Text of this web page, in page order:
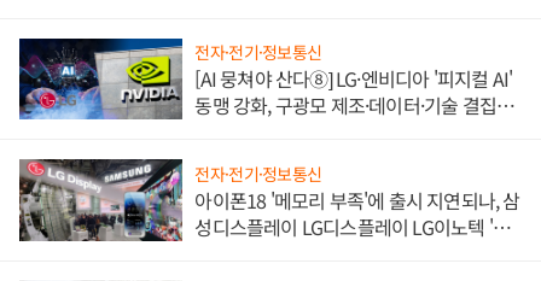
전자·전기·정보통신
[AI 뭉쳐야 산다⑧] LG·엔비디아 '피지컬 AI'
동맹 강화, 구광모 제조·데이터·기술 결집
전자·전기·정보통신
아이폰18 '메모리 부족'에 출시 지연되나, 삼
성디스플레이 LG디스플레이 LG이노텍 '탈